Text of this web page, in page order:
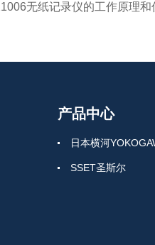
无纸记录仪的工作原理和
产品中心
日本横河
SSET圣斯尔